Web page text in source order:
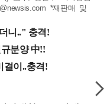
*재판매 및